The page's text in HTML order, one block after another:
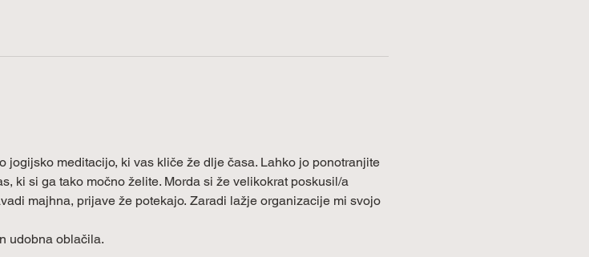
jogijsko meditacijo, ki vas kliče že dlje časa. Lahko jo ponotranjite
ki si ga tako močno želite. Morda si že velikokrat poskusil/a
majhna, prijave že potekajo. Zaradi lažje organizacije mi svojo
udobna oblačila.